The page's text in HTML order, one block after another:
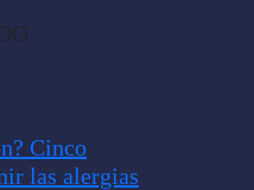
Cinco
las alergias